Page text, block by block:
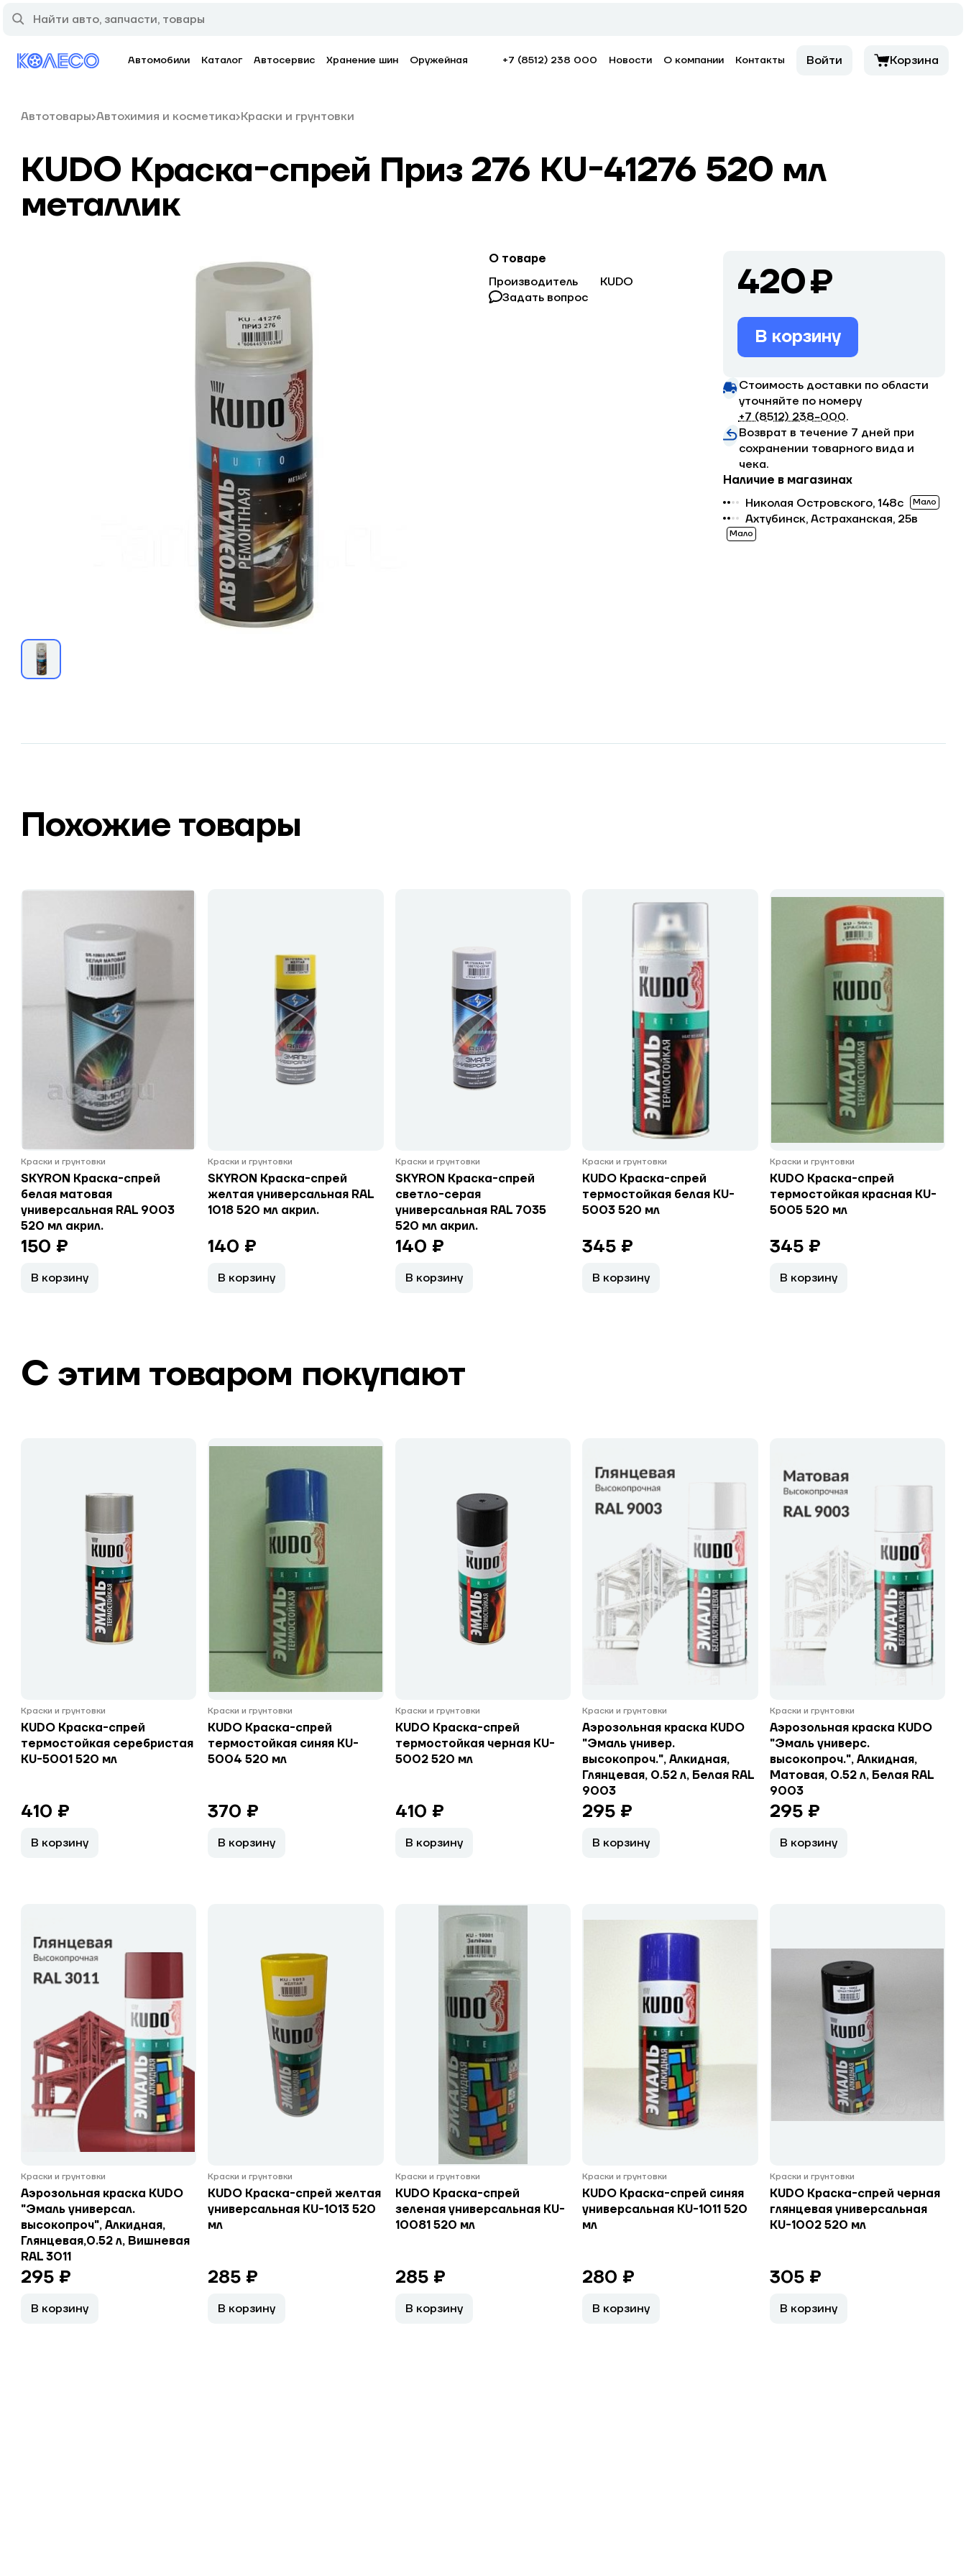
Автомобили Каталог Автосервис Хранение шин Оружейная +7 (8512) 238 000 Новости О компании Контакты Войти Корзина
Автотовары Автохимия и косметика Краски и грунтовки
KUDO Краска-спрей Приз 276 KU-41276 520 мл
металлик
О товаре
Производитель
KUDO
Задать вопрос
420 ₽
В корзину
Стоимость доставки по области
уточняйте по номеру
+7 (8512) 238−000.
Возврат в течение 7 дней при
сохранении товарного вида и
чека.
Наличие в магазинах
Николая Островского, 148с
Мало
Ахтубинск, Астраханская, 25в
Мало
Похожие товары
Краски и грунтовки
SKYRON Краска-спрей
белая матовая
универсальная RAL 9003
520 мл акрил.
150 ₽
В корзину
Краски и грунтовки
SKYRON Краска-спрей
желтая универсальная RAL
1018 520 мл акрил.
140 ₽
В корзину
Краски и грунтовки
SKYRON Краска-спрей
светло-серая
универсальная RAL 7035
520 мл акрил.
140 ₽
В корзину
Краски и грунтовки
KUDO Краска-спрей
термостойкая белая KU-
5003 520 мл
345 ₽
В корзину
Краски и грунтовки
KUDO Краска-спрей
термостойкая красная KU-
5005 520 мл
345 ₽
В корзину
С этим товаром покупают
Краски и грунтовки
KUDO Краска-спрей
термостойкая серебристая
KU-5001 520 мл
410 ₽
В корзину
Краски и грунтовки
KUDO Краска-спрей
термостойкая синяя KU-
5004 520 мл
370 ₽
В корзину
Краски и грунтовки
KUDO Краска-спрей
термостойкая черная KU-
5002 520 мл
410 ₽
В корзину
Краски и грунтовки
Аэрозольная краска KUDO
"Эмаль универ.
высокопроч.", Алкидная,
Глянцевая, 0.52 л, Белая RAL
9003
295 ₽
В корзину
Краски и грунтовки
Аэрозольная краска KUDO
"Эмаль универс.
высокопроч.", Алкидная,
Матовая, 0.52 л, Белая RAL
9003
295 ₽
В корзину
Краски и грунтовки
Аэрозольная краска KUDO
"Эмаль универсал.
высокопроч", Алкидная,
Глянцевая,0.52 л, Вишневая
RAL 3011
295 ₽
В корзину
Краски и грунтовки
KUDO Краска-спрей желтая
универсальная KU-1013 520
мл
285 ₽
В корзину
Краски и грунтовки
KUDO Краска-спрей
зеленая универсальная KU-
10081 520 мл
285 ₽
В корзину
Краски и грунтовки
KUDO Краска-спрей синяя
универсальная KU-1011 520
мл
280 ₽
В корзину
Краски и грунтовки
KUDO Краска-спрей черная
глянцевая универсальная
KU-1002 520 мл
305 ₽
В корзину